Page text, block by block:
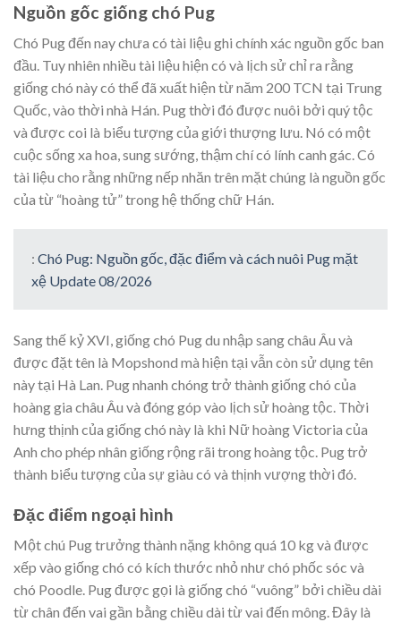
Nguồn gốc giống chó Pug
Chó Pug đến nay chưa có tài liệu ghi chính xác nguồn gốc ban
đầu. Tuy nhiên nhiều tài liệu hiện có và lịch sử chỉ ra rằng
giống chó này có thể đã xuất hiện từ năm 200 TCN tại Trung
Quốc, vào thời nhà Hán. Pug thời đó được nuôi bởi quý tộc
và được coi là biểu tượng của giới thượng lưu. Nó có một
cuộc sống xa hoa, sung sướng, thậm chí có lính canh gác. Có
tài liệu cho rằng những nếp nhăn trên mặt chúng là nguồn gốc
của từ “hoàng tử” trong hệ thống chữ Hán.
: Chó Pug: Nguồn gốc, đặc điểm và cách nuôi Pug mặt
xệ Update 08/2026
Sang thế kỷ XVI, giống chó Pug du nhập sang châu Âu và
được đặt tên là Mopshond mà hiện tại vẫn còn sử dụng tên
này tại Hà Lan. Pug nhanh chóng trở thành giống chó của
hoàng gia châu Âu và đóng góp vào lịch sử hoàng tộc. Thời
hưng thịnh của giống chó này là khi Nữ hoàng Victoria của
Anh cho phép nhân giống rộng rãi trong hoàng tộc. Pug trở
thành biểu tượng của sự giàu có và thịnh vượng thời đó.
Đặc điểm ngoại hình
Một chú Pug trưởng thành nặng không quá 10 kg và được
xếp vào giống chó có kích thước nhỏ như chó phốc sóc và
chó Poodle. Pug được gọi là giống chó “vuông” bởi chiều dài
từ chân đến vai gần bằng chiều dài từ vai đến mông. Đây là